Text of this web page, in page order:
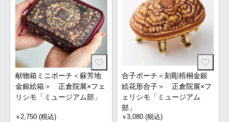
献物箱ミニポーチ＜蘇芳地
金銀絵箱＞ 正倉院展×フェ
リシモ「ミュージアム部」
￥ 2,750 (税込)
合子ポーチ＜刻彫梧桐金銀
絵花形合子＞ 正倉院展×フ
ェリシモ「ミュージアム
部」
￥3,080 (税込)